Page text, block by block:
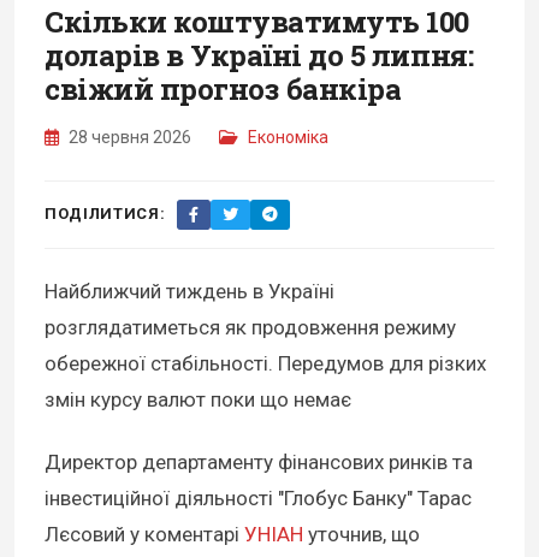
Скільки коштуватимуть 100
доларів в Україні до 5 липня:
свіжий прогноз банкіра
28 червня 2026 Економіка
ПОДІЛИТИСЯ:
Найближчий тиждень в Україні
розглядатиметься як продовження режиму
обережної стабільності. Передумов для різких
змін курсу валют поки що немає
Директор департаменту фінансових ринків та
інвестиційної діяльності "Глобус Банку" Тарас
Лєсовий у коментарі УНІАН уточнив, що